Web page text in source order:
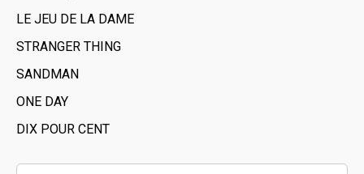
LE JEU DE LA DAME
STRANGER THING
SANDMAN
ONE DAY
DIX POUR CENT